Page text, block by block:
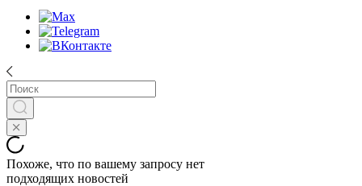
Похоже, что по вашему запросу нет
подходящих новостей